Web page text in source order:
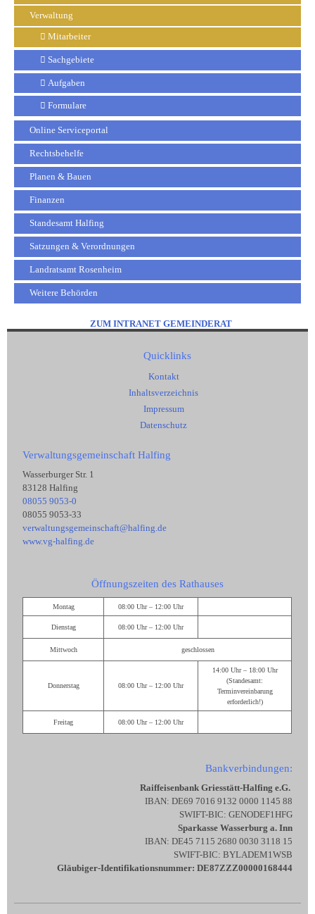
Verwaltung
Mitarbeiter
Sachgebiete
Aufgaben
Formulare
Online Serviceportal
Rechtsbehelfe
Planen & Bauen
Finanzen
Standesamt Halfing
Satzungen & Verordnungen
Landratsamt Rosenheim
Weitere Behörden
ZUM INTRANET GEMEINDERAT
Quicklinks
Kontakt
Inhaltsverzeichnis
Impressum
Datenschutz
Verwaltungsgemeinschaft Halfing
Wasserburger Str. 1
83128 Halfing
08055 9053-0
08055 9053-33
verwaltungsgemeinschaft@halfing.de
www.vg-halfing.de
Öffnungszeiten des Rathauses
Montag 08:00 Uhr – 12:00 Uhr
Dienstag 08:00 Uhr – 12:00 Uhr
Mittwoch geschlossen
Donnerstag 08:00 Uhr – 12:00 Uhr
14:00 Uhr – 18:00 Uhr
(Standesamt:
Terminvereinbarung
erforderlich!)
Freitag 08:00 Uhr – 12:00 Uhr
Bankverbindungen:
Raiffeisenbank Griesstätt-Halfing e.G.
IBAN: DE69 7016 9132 0000 1145 88
SWIFT-BIC: GENODEF1HFG
Sparkasse Wasserburg a. Inn
IBAN: DE45 7115 2680 0030 3118 15
SWIFT-BIC: BYLADEM1WSB
Gläubiger-Identifikationsnummer: DE87ZZZ00000168444